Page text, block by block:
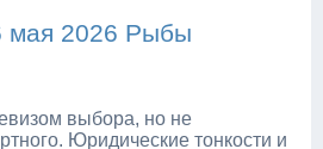
мая 2026 Рыбы
выбора, но не
Юридические тонкости и